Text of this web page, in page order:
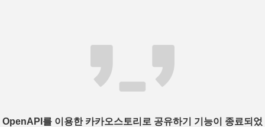
OpenAPI를 이용한 카카오스토리로 공유하기 기능이 종료되었